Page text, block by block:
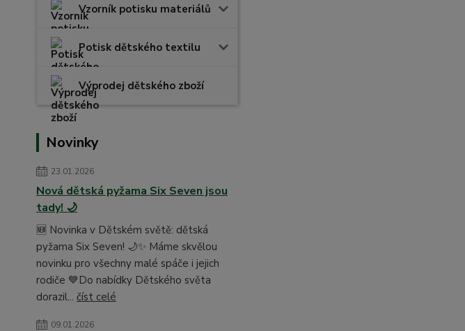
Vzorník potisku materiálů
Potisk dětského textilu
Výprodej dětského zboží
Novinky
23.01.2026
Nová dětská pyžama Six Seven jsou
tady! 🌙
🆕 Novinka v Dětském světě: dětská
pyžama Six Seven! 🌙✨ Máme skvělou
novinku pro všechny malé spáče i jejich
rodiče 💙Do nabídky Dětského světa
dorazil... číst celé
09.01.2026